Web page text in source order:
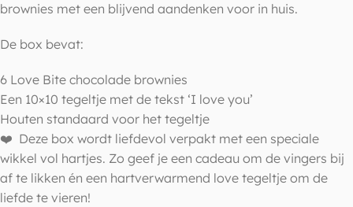
brownies met een blijvend aandenken voor in huis.
De box bevat:
6 Love Bite chocolade brownies
Een 10×10 tegeltje met de tekst ‘I love you’
Houten standaard voor het tegeltje
❤️ Deze box wordt liefdevol verpakt met een speciale
wikkel vol hartjes. Zo geef je een cadeau om de vingers bij
af te likken én een hartverwarmend love tegeltje om de
liefde te vieren!